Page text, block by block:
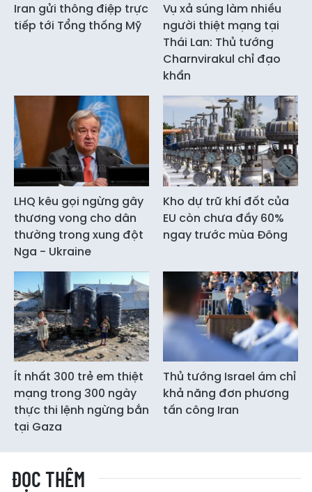
Iran gửi thông điệp trực
tiếp tới Tổng thống Mỹ
Vụ xả súng làm nhiều
người thiệt mạng tại
Thái Lan: Thủ tướng
Charnvirakul chỉ đạo
khẩn
LHQ kêu gọi ngừng gây
thương vong cho dân
thường trong xung đột
Nga - Ukraine
Kho dự trữ khí đốt của
EU còn chưa đầy 60%
ngay trước mùa Đông
Ít nhất 300 trẻ em thiệt
mạng trong 300 ngày
thực thi lệnh ngừng bắn
tại Gaza
Thủ tướng Israel ám chỉ
khả năng đơn phương
tấn công Iran
ĐỌC THÊM